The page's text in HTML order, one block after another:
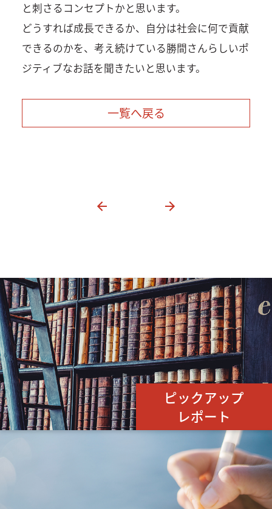
と刺さるコンセプトかと思います。
どうすれば成長できるか、自分は社会に何で貢献
できるのかを、考え続けている勝間さんらしいポ
ジティブなお話を聞きたいと思います。
一覧へ戻る
ピックアップ
レポート